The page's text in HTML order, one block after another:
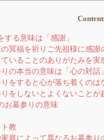
する意味は「感謝」
冥福を祈りご先祖様に感謝
いることのありがたみを実
の本当の意味は「心の対話」
をすると心が落ち着くのは
をしないとよくないことが
お墓参りの意味
教
庭によって異なるお墓参り